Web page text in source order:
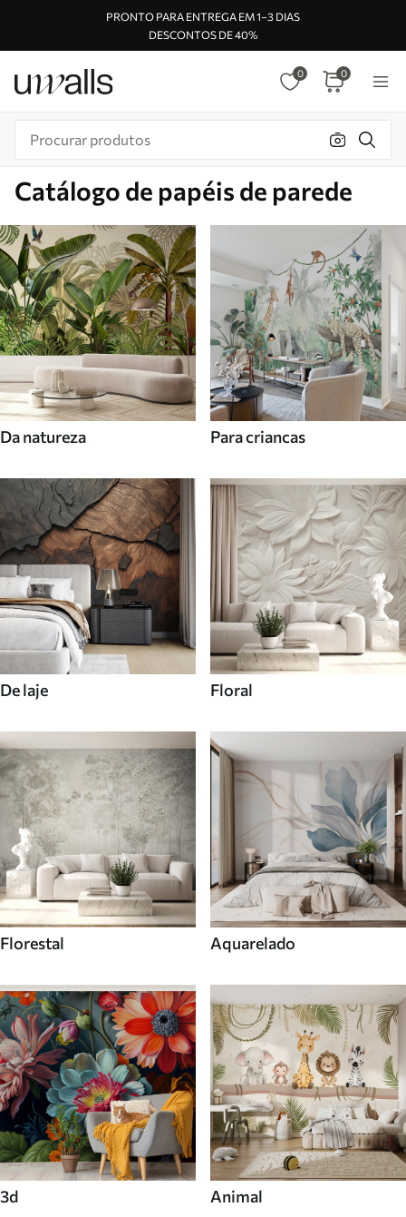
PRONTO PARA ENTREGA EM 1–3 DIAS
DESCONTOS DE 40%
0 0
Catálogo de papéis de parede
Da natureza Para criancas
De laje Floral
Florestal Aquarelado
3d Animal